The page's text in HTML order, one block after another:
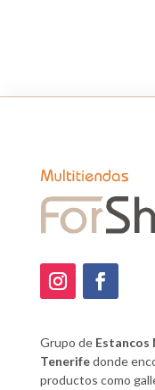
Grupo de Estancos
Tenerifedonde
productos como